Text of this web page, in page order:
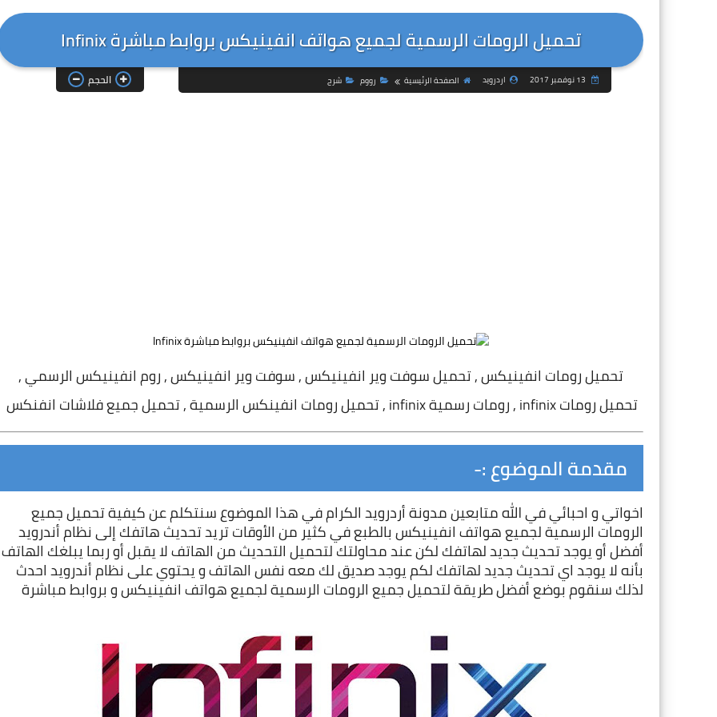
تحميل الرومات الرسمية لجميع هواتف انفينيكس بروابط مباشرة Infinix
اردرويد الصفحة الرئيسية رووم شرح الحجم
تحميل رومات انفينيكس , تحميل سوفت وير انفينيكس , سوفت وير انفينيكس , روم انفينيكس الرسمي ,
تحميل رومات infinix , رومات رسمية infinix , تحميل رومات انفينكس الرسمية , تحميل جميع فلاشات انفنكس
مقدمة الموضوع :-
الرومات الرسمية لجميع هواتف انفينيكس
لذلك سنقوم بوضع أفضل طريقة لتحميل جميع الرومات الرسمية لجميع هواتف انفينيكس و بروابط مباشرة